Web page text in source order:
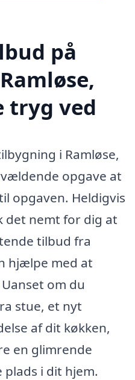
på
tryg ved
i Ramløse,
opgave at
opgaven. Heldigvis
det nemt for dig at
tilbud fra
hjælpe med at
om du
stue, et nyt
af dit køkken,
en glimrende
i dit hjem.